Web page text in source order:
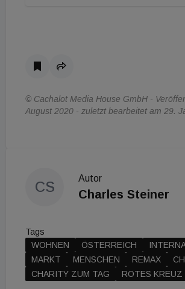
© Cachalot Media House GmbH -
August 2020 - zuletzt bearbeitet am 29.
CS
Autor
Charles Steiner
Tags
WOHNEN
ÖSTERREICH
MARKT
MENSCHEN REMAX
CHARITY ZUM TAG
ROTES KREUZ